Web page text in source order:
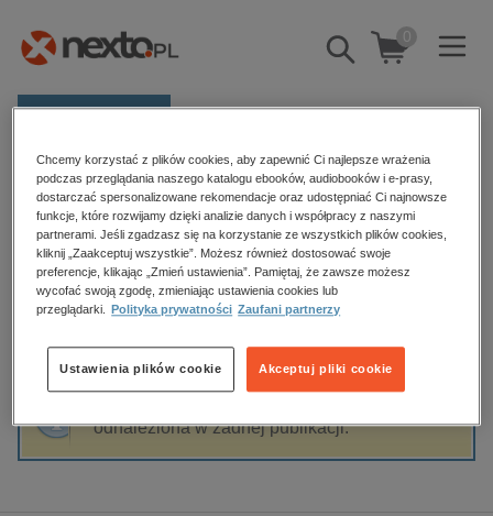
Pokaż/schowaj
wyszukiwarkę
0
Kategorie
Zobacz wszystkie E-prasa
budownictwo, aranżacja wnętrz
biznesowe, branżowe, gospodarka
dzienniki
edukacja
hobby, sport, rozrywka
komputery, internet, technologie, informatyka
Strona główna Irena Sielamowicz
Irena Sielamowicz
Sortowanie Filtrowanie
odnaleziona w żadnej publikacji.
Chcemy korzystać z plików cookies, aby zapewnić Ci najlepsze wrażenia
podczas przeglądania naszego katalogu ebooków, audiobooków i e-prasy,
dostarczać spersonalizowane rekomendacje oraz udostępniać Ci najnowsze
funkcje, które rozwijamy dzięki analizie danych i współpracy z naszymi
partnerami. Jeśli zgadzasz się na korzystanie ze wszystkich plików cookies,
kliknij „Zaakceptuj wszystkie”. Możesz również dostosować swoje
preferencje, klikając „Zmień ustawienia”. Pamiętaj, że zawsze możesz
wycofać swoją zgodę, zmieniając ustawienia cookies lub
przeglądarki.
Polityka prywatności Zaufani partnerzy
Akceptuj pliki cookie
Ustawienia plików cookie